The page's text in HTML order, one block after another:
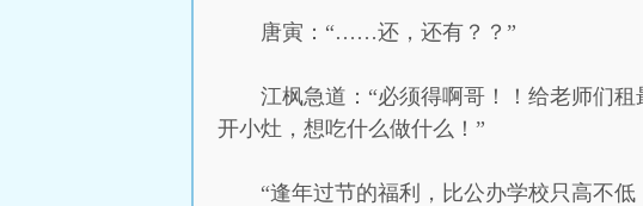
唐寅：“……还，还有？？”
江枫急道：“必须得啊哥！！给老师们
开小灶，想吃什么做什么！”
“逢年过节的福利，比公办学校只高不